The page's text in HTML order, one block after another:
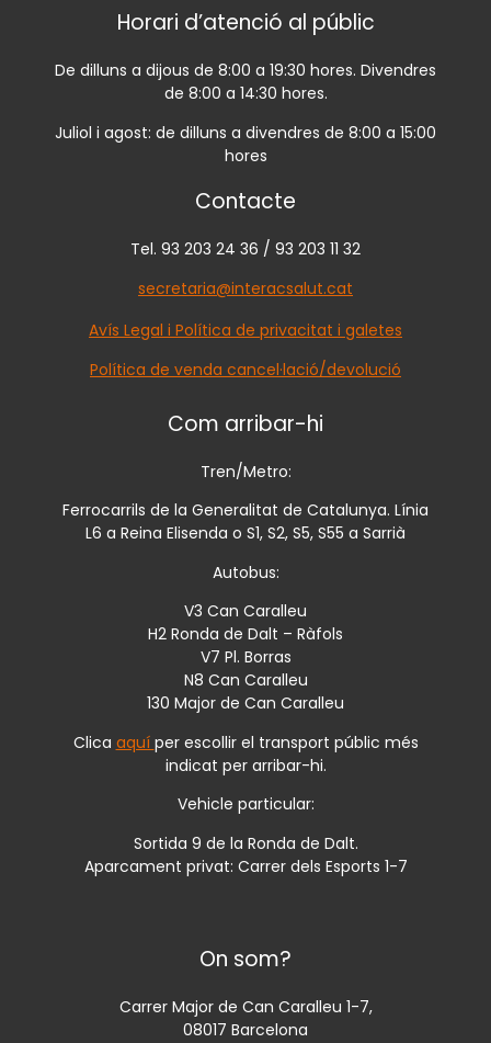
Horari d’atenció al públic
De dilluns a dijous de 8:00 a 19:30 hores. Divendres
de 8:00 a 14:30 hores.
Juliol i agost: de dilluns a divendres de 8:00 a 15:00
hores
Contacte
Tel. 93 203 24 36 / 93 203 11 32
secretaria@interacsalut.cat
Avís Legal i Política de privacitat i galetes
Política de venda cancel·lació/devolució
Com arribar-hi
Tren/Metro:
Ferrocarrils de la Generalitat de Catalunya. Línia
L6 a Reina Elisenda o S1, S2, S5, S55 a Sarrià
Autobus:
V3 Can Caralleu
H2 Ronda de Dalt – Ràfols
V7 Pl. Borras
N8 Can Caralleu
130 Major de Can Caralleu
Clica aquí per escollir el transport públic més
indicat per arribar-hi.
Vehicle particular:
Sortida 9 de la Ronda de Dalt.
Aparcament privat: Carrer dels Esports 1-7
On som?
Carrer Major de Can Caralleu 1-7,
08017 Barcelona